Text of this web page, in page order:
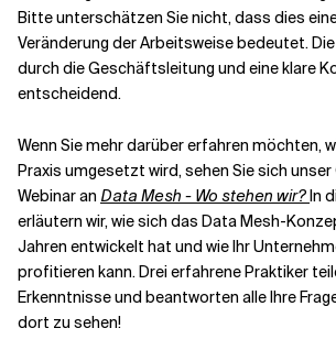
Bitte unterschätzen Sie nicht, dass dies
Veränderung der Arbeitsweise bedeutet.
durch die Geschäftsleitung und eine klare
entscheidend.
Wenn Sie mehr darüber erfahren möchten,
Praxis umgesetzt wird, sehen Sie sich
Webinar an Data Mesh - Wo stehen wir? In
erläutern wir, wie sich das Data Mesh-
Jahren entwickelt hat und wie Ihr
profitieren kann. Drei erfahrene Praktiker
Erkenntnisse und beantworten alle Ihre
dort zu sehen!